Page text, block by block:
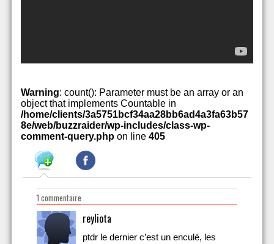
Warning: count(): Parameter must be an array or an
object that implements Countable in
/home/clients/3a5751bcf34aa28bb6ad4a3fa63b57
8e/web/buzzraider/wp-includes/class-wp-
comment-query.php on line 405
1 commentaire
reyliota
ptdr le dernier c’est un enculé, les